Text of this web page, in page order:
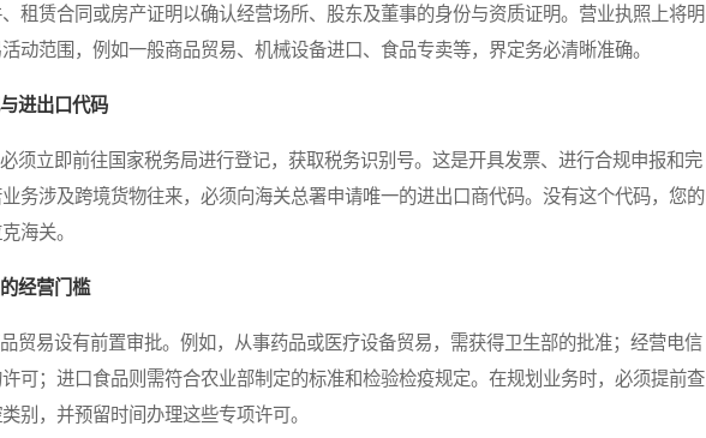
租赁合同或房产证明以确认经营场所、股东及董事的身份与资质证明。营业执照上将明
动范围，例如一般商品贸易、机械设备进口、食品专卖等，界定务必清晰准确。
进出口代码
立即前往国家税务局进行登记，获取税务识别号。这是开具发票、进行合规申报和完
务涉及跨境货物往来，必须向海关总署申请唯一的进出口商代码。没有这个代码，您的
海关。
经营门槛
易设有前置审批。例如，从事药品或医疗设备贸易，需获得卫生部的批准；经营电信
可；进口食品则需符合农业部制定的标准和检验检疫规定。在规划业务时，必须提前查
别，并预留时间办理这些专项许可。